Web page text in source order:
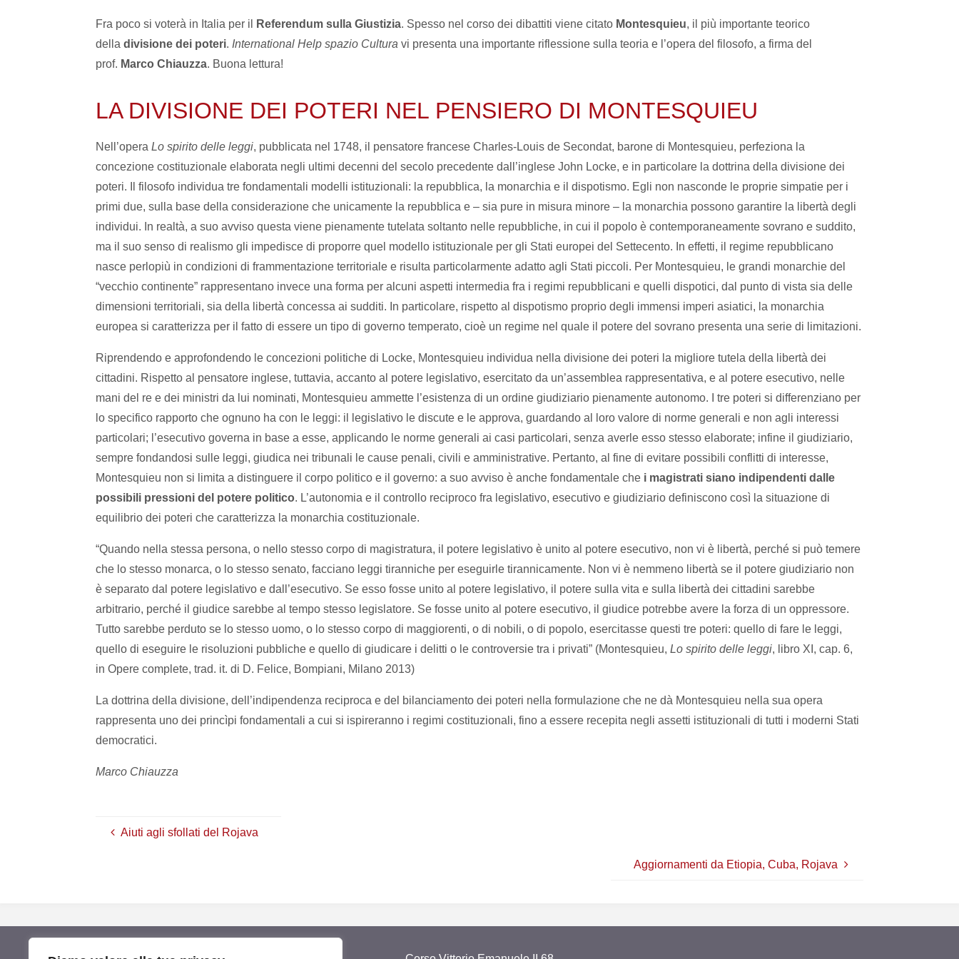
Fra poco si voterà in Italia per il Referendum sulla Giustizia. Spesso nel corso dei dibattiti viene citato Montesquieu, il più importante teorico
delladivisione dei poteri. International Help spazio Cultura vi presenta una importante riflessione sulla teoria e l’opera del filosofo, a firma del
prof. Marco Chiauzza. Buona lettura!
LA DIVISIONE DEI POTERI NEL PENSIERO DI MONTESQUIEU
Nell’operaLo spirito delle leggi, pubblicata nel 1748, il pensatore francese Charles-Louis de Secondat, barone di Montesquieu, perfeziona la
concezione costituzionale elaborata negli ultimi decenni del secolo precedente dall’inglese John Locke, e in particolare la dottrina della divisione dei
poteri. Il filosofo individua tre fondamentali modelli istituzionali: la repubblica, la monarchia e il dispotismo. Egli non nasconde le proprie simpatie per i
primi due, sulla base della considerazione che unicamente la repubblica e – sia pure in misura minore – la monarchia possono garantire la libertà degli
individui. In realtà, a suo avviso questa viene pienamente tutelata soltanto nelle repubbliche, in cui il popolo è contemporaneamente sovrano e suddito,
ma il suo senso di realismo gli impedisce di proporre quel modello istituzionale per gli Stati europei del Settecento. In effetti, il regime repubblicano
nasce perlopiù in condizioni di frammentazione territoriale e risulta particolarmente adatto agli Stati piccoli. Per Montesquieu, le grandi monarchie del
“vecchio continente” rappresentano invece una forma per alcuni aspetti intermedia fra i regimi repubblicani e quelli dispotici, dal punto di vista sia delle
dimensioni territoriali, sia della libertà concessa ai sudditi. In particolare, rispetto al dispotismo proprio degli immensi imperi asiatici, la monarchia
europea si caratterizza per il fatto di essere un tipo di governo temperato, cioè un regime nel quale il potere del sovrano presenta una serie di limitazioni.
Riprendendo e approfondendo le concezioni politiche di Locke, Montesquieu individua nella divisione dei poteri la migliore tutela della libertà dei
cittadini. Rispetto al pensatore inglese, tuttavia, accanto al potere legislativo, esercitato da un’assemblea rappresentativa, e al potere esecutivo, nelle
mani del re e dei ministri da lui nominati, Montesquieu ammette l’esistenza di un ordine giudiziario pienamente autonomo. I tre poteri si differenziano per
lo specifico rapporto che ognuno ha con le leggi: il legislativo le discute e le approva, guardando al loro valore di norme generali e non agli interessi
particolari; l’esecutivo governa in base a esse, applicando le norme generali ai casi particolari, senza averle esso stesso elaborate; infine il giudiziario,
sempre fondandosi sulle leggi, giudica nei tribunali le cause penali, civili e amministrative. Pertanto, al fine di evitare possibili conflitti di interesse,
Montesquieu non si limita a distinguere il corpo politico e il governo: a suo avviso è anche fondamentale che i magistrati siano indipendenti dalle
possibili pressioni del potere politico. L’autonomia e il controllo reciproco fra legislativo, esecutivo e giudiziario definiscono così la situazione di
equilibrio dei poteri che caratterizza la monarchia costituzionale.
“Quando nella stessa persona, o nello stesso corpo di magistratura, il potere legislativo è unito al potere esecutivo, non vi è libertà, perché si può temere
che lo stesso monarca, o lo stesso senato, facciano leggi tiranniche per eseguirle tirannicamente. Non vi è nemmeno libertà se il potere giudiziario non
è separato dal potere legislativo e dall’esecutivo. Se esso fosse unito al potere legislativo, il potere sulla vita e sulla libertà dei cittadini sarebbe
arbitrario, perché il giudice sarebbe al tempo stesso legislatore. Se fosse unito al potere esecutivo, il giudice potrebbe avere la forza di un oppressore.
Tutto sarebbe perduto se lo stesso uomo, o lo stesso corpo di maggiorenti, o di nobili, o di popolo, esercitasse questi tre poteri: quello di fare le leggi,
quello di eseguire le risoluzioni pubbliche e quello di giudicare i delitti o le controversie tra i privati” (Montesquieu,Lo spirito delle leggi, libro XI, cap. 6,
in Opere complete, trad. it. di D. Felice, Bompiani, Milano 2013)
La dottrina della divisione, dell’indipendenza reciproca e del bilanciamento dei poteri nella formulazione che ne dà Montesquieu nella sua opera
rappresenta uno dei princìpi fondamentali a cui si ispireranno i regimi costituzionali, fino a essere recepita negli assetti istituzionali di tutti i moderni Stati
democratici.
Marco Chiauzza
Aiuti agli sfollati del Rojava
Aggiornamenti da Etiopia, Cuba, Rojava